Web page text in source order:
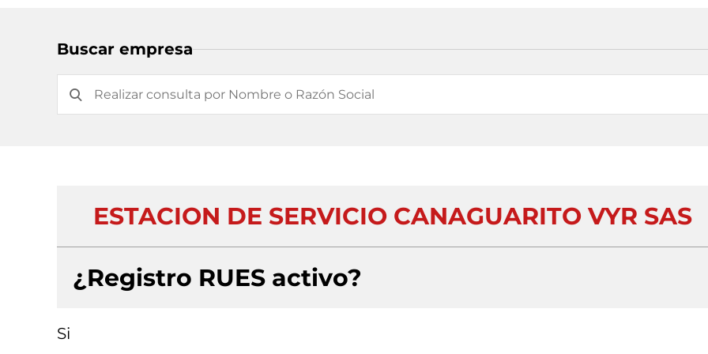
Buscar empresa
ESTACION DE SERVICIO CANAGUARITO VYR SAS
¿Registro RUES activo?
Si